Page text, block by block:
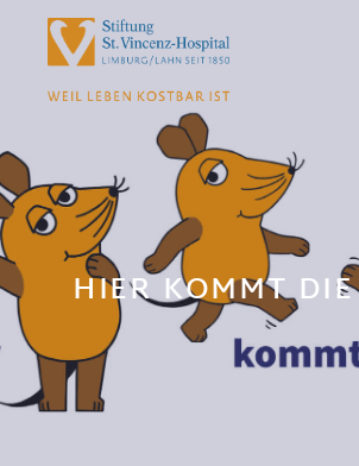
HIER KOMMT